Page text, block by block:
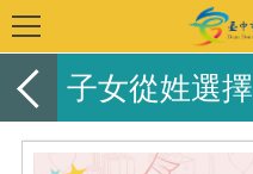
子女從姓選擇